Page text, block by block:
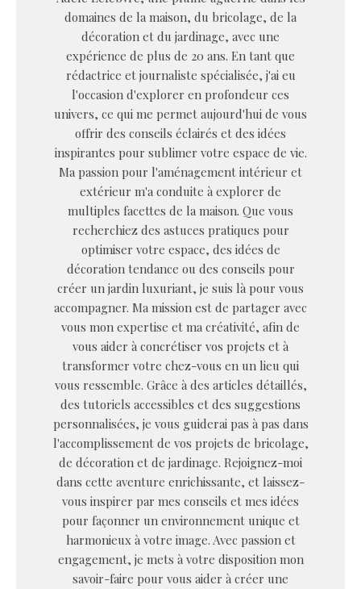
domaines de la maison, du bricolage, de la
décoration et du jardinage, avec une
expérience de plus de 20 ans. En tant que
rédactrice et journaliste spécialisée, j'ai eu
l'occasion d'explorer en profondeur ces
univers, ce qui me permet aujourd'hui de vous
offrir des conseils éclairés et des idées
inspirantes pour sublimer votre espace de vie.
Ma passion pour l'aménagement intérieur et
extérieur m'a conduite à explorer de
multiples facettes de la maison. Que vous
recherchiez des astuces pratiques pour
optimiser votre espace, des idées de
décoration tendance ou des conseils pour
créer un jardin luxuriant, je suis là pour vous
accompagner. Ma mission est de partager avec
vous mon expertise et ma créativité, afin de
vous aider à concrétiser vos projets et à
transformer votre chez-vous en un lieu qui
vous ressemble. Grâce à des articles détaillés,
des tutoriels accessibles et des suggestions
personnalisées, je vous guiderai pas à pas dans
l'accomplissement de vos projets de bricolage,
de décoration et de jardinage. Rejoignez-moi
dans cette aventure enrichissante, et laissez-
vous inspirer par mes conseils et mes idées
pour façonner un environnement unique et
harmonieux à votre image. Avec passion et
engagement, je mets à votre disposition mon
savoir-faire pour vous aider à créer une